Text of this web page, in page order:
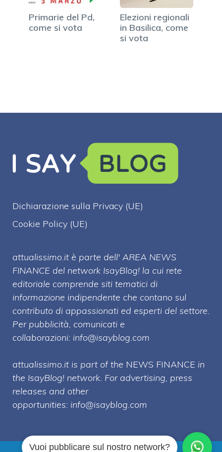
Primarie del Pd,
come si vota
Elezioni regionali
in Basilica, come
si vota
Dichiarazione sulla Privacy (UE)
Cookie Policy (UE)
attualissimo.it è parte dell' AREA NEWS
FINANCE del network IsayBlog! la cui rete
editoriale comprende siti tematici di
informazione indipendente che contano sul
contributo di appassionati ed esperti del settore.
Per pubblicità, comunicati e
collaborazioni: info@isayblog.com
attualissimo.it is part of the NEWS FINANCE in
the IsayBlog! network. For advertising, press
releases and other
opportunities: info@isayblog.com
Vuoi pubblicare sul nostro network?